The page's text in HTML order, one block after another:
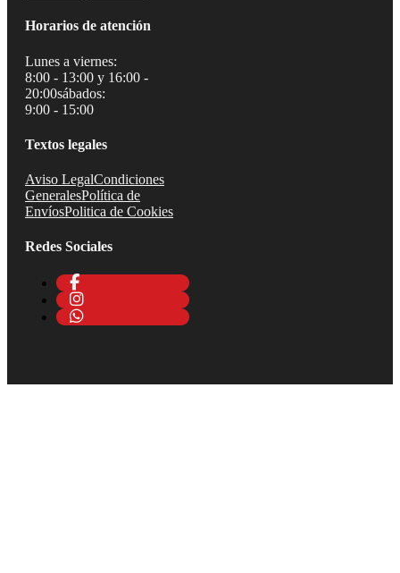
Horarios de atención
Lunes a viernes:
8:00 - 13:00 y 16:00 -
20:00sábados:
9:00 - 15:00
Textos legales
Aviso LegalCondiciones
GeneralesPolítica de
EnvíosPolitica de Cookies
Redes Sociales